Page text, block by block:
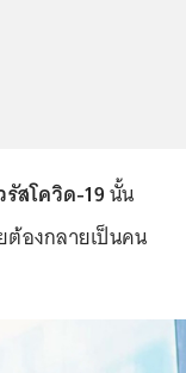
รัสโควิด-19นั้น
ต้องกลายเป็นคน